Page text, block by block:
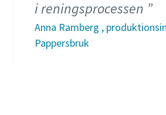
i reningsprocessen
Anna Ramberg ,
Pappersbruk